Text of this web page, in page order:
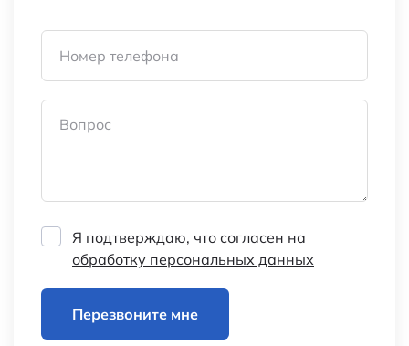
Транспортная упаковка:
размер/кол-во
Категория:
Наименование KPG-50 (50х50)
Номер телефона
Вопрос
Я подтверждаю, что согласен на
обработку персональных данных
Перезвоните мне